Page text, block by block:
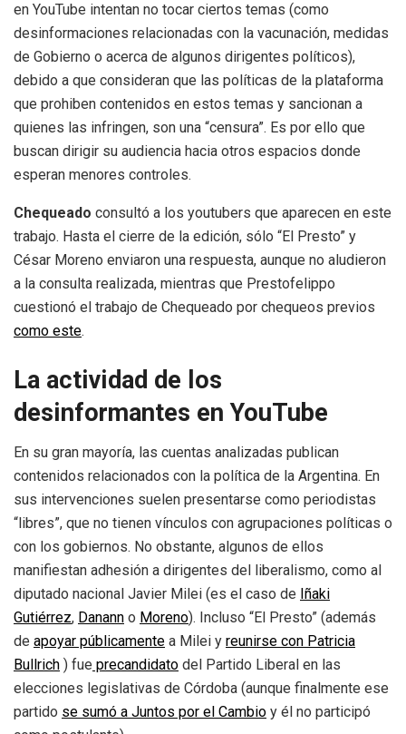
en YouTube intentan no tocar ciertos temas (como
desinformaciones relacionadas con la vacunación, medidas
de Gobierno o acerca de algunos dirigentes políticos),
debido a que consideran que las políticas de la plataforma
que prohiben contenidos en estos temas y sancionan a
quienes las infringen, son una “censura”. Es por ello que
buscan dirigir su audiencia hacia otros espacios donde
esperan menores controles.
Chequeado consultó a los youtubers que aparecen en este
trabajo. Hasta el cierre de la edición, sólo “El Presto” y
César Moreno enviaron una respuesta, aunque no aludieron
a la consulta realizada, mientras que Prestofelippo
cuestionó el trabajo de Chequeado por chequeos previos
como este.
La actividad de los
desinformantes en YouTube
En su gran mayoría, las cuentas analizadas publican
contenidos relacionados con la política de la Argentina. En
sus intervenciones suelen presentarse como periodistas
“libres”, que no tienen vínculos con agrupaciones políticas o
con los gobiernos. No obstante, algunos de ellos
manifiestan adhesión a dirigentes del liberalismo, como al
diputado nacional Javier Milei (es el caso de Iñaki
Gutiérrez, Danann o Moreno). Incluso “El Presto” (además
de apoyar públicamente a Milei y reunirse con Patricia
Bullrich ) fue precandidato del Partido Liberal en las
elecciones legislativas de Córdoba (aunque finalmente ese
partido se sumó a Juntos por el Cambio y él no participó